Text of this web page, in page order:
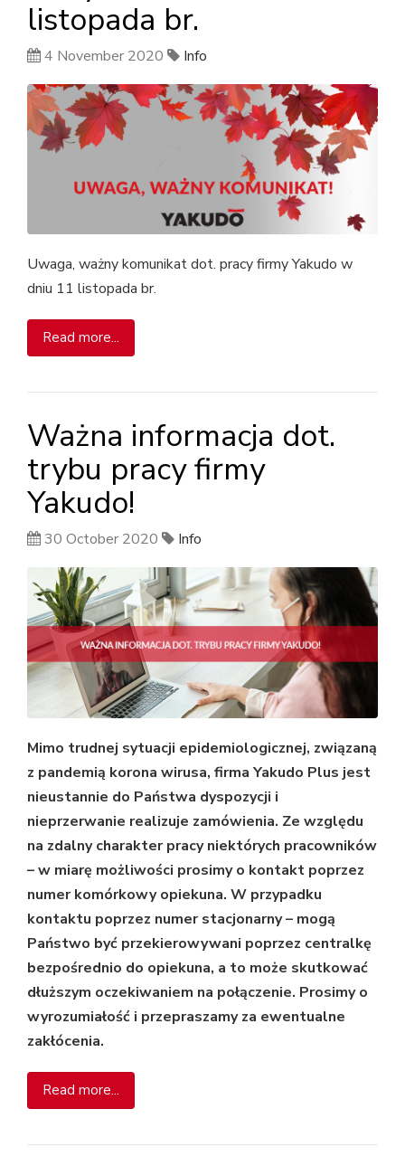
listopada br.
4 November 2020 Info
Uwaga, ważny komunikat dot. pracy firmy Yakudo w
dniu 11 listopada br.
Read more...
Ważna informacja dot.
trybu pracy firmy
Yakudo!
30 October 2020 Info
Mimo trudnej sytuacji epidemiologicznej, związaną
z pandemią korona wirusa, firma Yakudo Plus jest
nieustannie do Państwa dyspozycji i
nieprzerwanie realizuje zamówienia. Ze względu
na zdalny charakter pracy niektórych pracowników
– w miarę możliwości prosimy o kontakt poprzez
numer komórkowy opiekuna. W przypadku
kontaktu poprzez numer stacjonarny – mogą
Państwo być przekierowywani poprzez centralkę
bezpośrednio do opiekuna, a to może skutkować
dłuższym oczekiwaniem na połączenie. Prosimy o
wyrozumiałość i przepraszamy za ewentualne
zakłócenia.
Read more...